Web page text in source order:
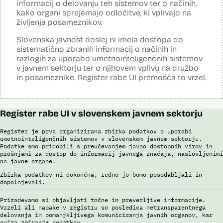
obrazne fotografije v času postopka ter prstne odtise. Sistem
podatke preverja v bazah podatkov policije (evidence prekrškov in
evidence dogodkov), evidenci iskanih oseb, Schengenskem
informacijskem sistemu, Vizumskem informacijskem sistemu in bazah
S sistemom AFIS (Automated Fingerprint Identification System /
Sistem za avtomatizirano identifikacijo prstnih odtisov), ki temelji na
uporabi algoritmov za izdelavo in iskanje biometričnih razpoznavnih
znakov, je omogočena primerjava in iskanje prstnih odtisov.
Brošura 60 let informacijsko telekomunikacijskega sistema policije
Odgovor na zahtevo za dostop do informacij javnega značaja
informacij o delovanju teh sistemov ter o načinih,
kako organi sprejemajo odločitve, ki vplivajo na
življenja posameznikov.
Slovenska javnost doslej ni imela dostopa do
sistematično zbranih informacij o načinih in
razlogih za uporabo umetnointeligenčnih sistemov
v javnem sektorju ter o njihovem vplivu na družbo
in posameznike. Register rabe UI premošča to vrzel.
Register rabe UI v slovenskem javnem sektorju
Register je prva organizirana zbirka podatkov o uporabi
umetnointeligenčnih sistemov v slovenskem javnem sektorju.
Podatke smo pridobili s preučevanjem javno dostopnih virov in
prošnjami za dostop do informacij javnega značaja, naslovljenimi
na javne organe.
Zbirka podatkov ni dokončna, redno jo bomo posodabljali in
dopolnjevali.
Prizadevamo si objavljati točne in preverljive informacije.
Vrzeli ali napake v registru so posledica netransparentnega
delovanja in pomanjkljivega komuniciranja javnih organov, kar